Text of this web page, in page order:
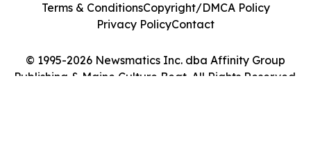
© 1995-2026 Newsmatics Inc. dba Affinity Group
Publishing & Maine Culture Beat. All Rights Reserved.
Terms & ConditionsCopyright/DMCA Policy
Privacy PolicyContact